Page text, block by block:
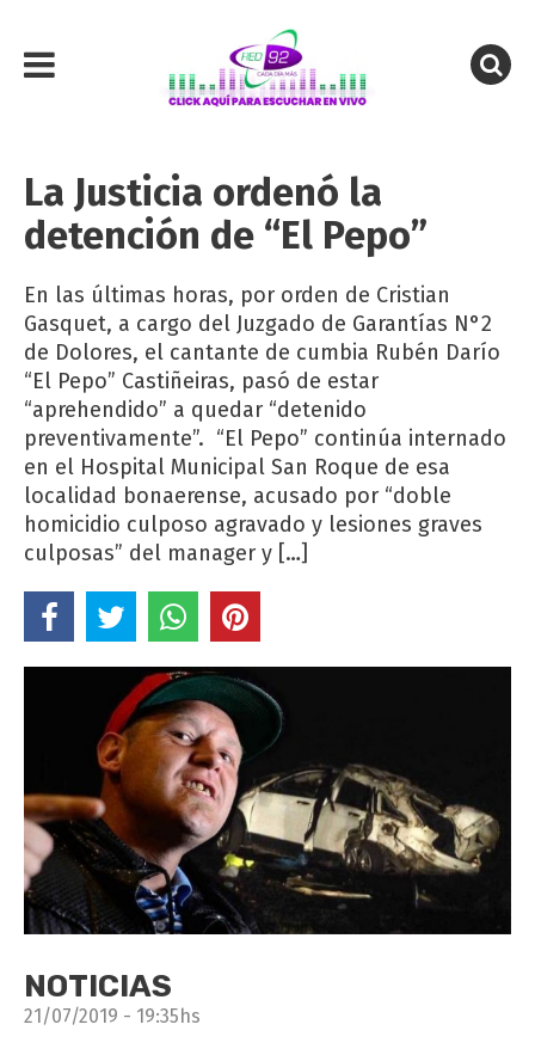
La Justicia ordenó la
detención de “El Pepo”
En las últimas horas, por orden de Cristian
Gasquet, a cargo del Juzgado de Garantías N°2
de Dolores, el cantante de cumbia Rubén Darío
“El Pepo” Castiñeiras, pasó de estar
“aprehendido” a quedar “detenido
preventivamente”. “El Pepo” continúa internado
en el Hospital Municipal San Roque de esa
localidad bonaerense, acusado por “doble
homicidio culposo agravado y lesiones graves
culposas” del manager y […]
NOTICIAS
21/07/2019 - 19:35hs